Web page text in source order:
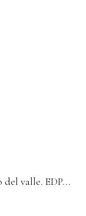
valle. EDP...